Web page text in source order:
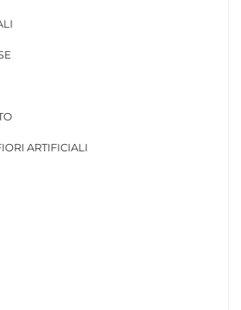
ARTIFICIALI